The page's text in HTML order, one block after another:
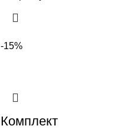
-15%
Комплект